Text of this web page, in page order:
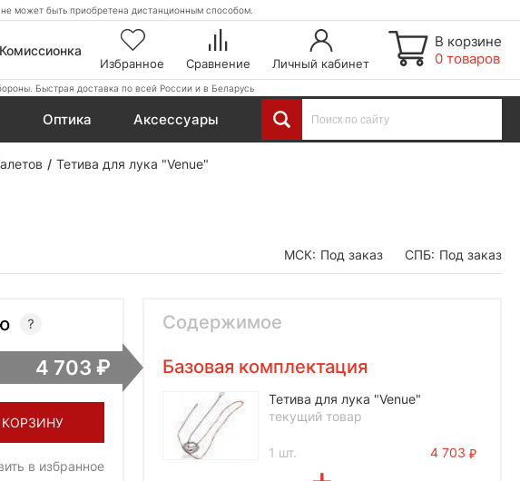
может быть приобретена дистанционным способом.
Избранное Сравнение Личный кабинет
В корзине
0 товаров
Быстрая доставка по всей России и в Беларусь
Оптика Аксессуары
Тетива для лука "Venue"
МСК: Под заказ СПБ: Под заказ
4 703
КОРЗИНУ
в избранное
Содержимое
Базовая комплектация
Тетива для лука "Venue"
текущий товар
1 шт. 4 703